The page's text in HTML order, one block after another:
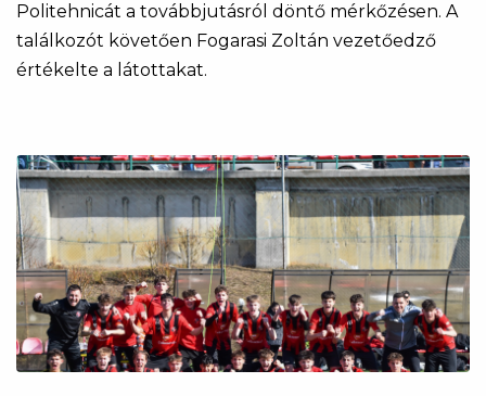
Politehnicát a továbbjutásról döntő mérkőzésen. A
találkozót követően Fogarasi Zoltán vezetőedző
értékelte a látottakat.